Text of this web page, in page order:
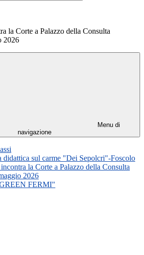
la Corte a Palazzo della Consulta
2026
Menu di
navigazione
didattica sul carme "Dei Sepolcri"-Foscolo
la Corte a Palazzo della Consulta
2026
FERMI"